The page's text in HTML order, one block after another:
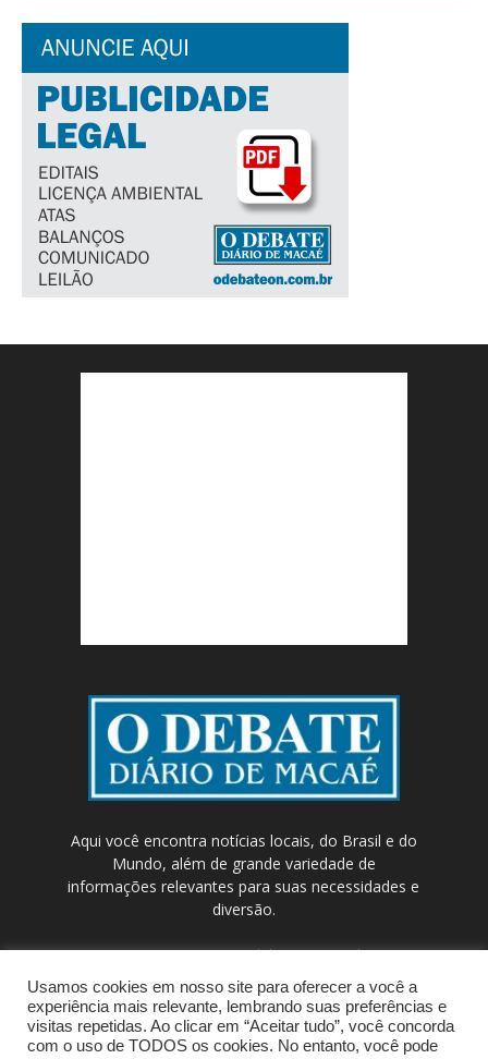
Aqui você encontra notícias locais, do Brasil e do
Mundo, além de grande variedade de
informações relevantes para suas necessidades e
diversão.
Contato:contato@odebateon.com.br /
comercia@odebateon.com.br
Usamos cookies em nosso site para oferecer a você a
experiência mais relevante, lembrando suas preferências e
visitas repetidas. Ao clicar em “Aceitar tudo”, você concorda
com o uso de TODOS os cookies. No entanto, você pode